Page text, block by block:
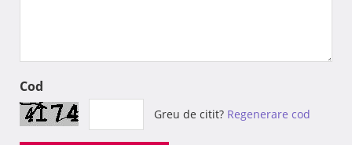
Cod
Greu de citit? Regenerare cod